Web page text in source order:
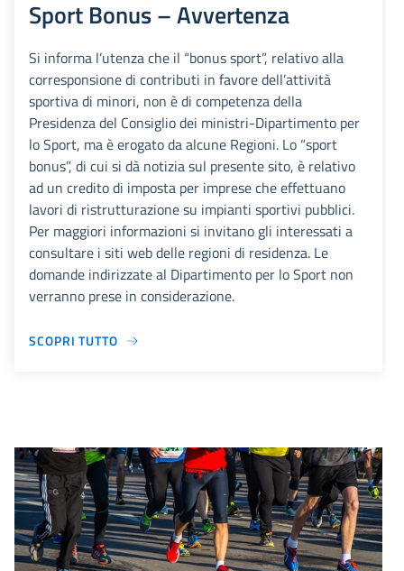
Sport Bonus – Avvertenza
Si informa l’utenza che il “bonus sport”, relativo alla
corresponsione di contributi in favore dell’attività
sportiva di minori, non è di competenza della
Presidenza del Consiglio dei ministri-Dipartimento per
lo Sport, ma è erogato da alcune Regioni. Lo “sport
bonus”, di cui si dà notizia sul presente sito, è relativo
ad un credito di imposta per imprese che effettuano
lavori di ristrutturazione su impianti sportivi pubblici.
Per maggiori informazioni si invitano gli interessati a
consultare i siti web delle regioni di residenza. Le
domande indirizzate al Dipartimento per lo Sport non
verranno prese in considerazione.
SCOPRI TUTTO